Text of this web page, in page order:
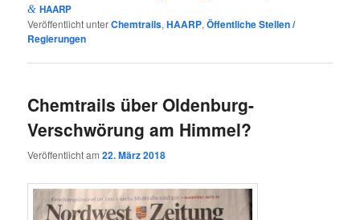
& HAARP
Veröffentlicht unterChemtrails,HAARP,Öffentliche Stellen /
Regierungen
Chemtrails über Oldenburg-
Verschwörung am Himmel?
Veröffentlicht am22. März 2018